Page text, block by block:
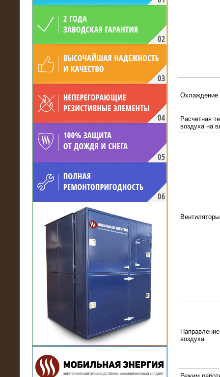
произведён высоковольтный
нагрузочный комплекс 24 МВт с
напряжением 6/10 кВ
15.04.2017
Нагрузочный комплекс 16 МВт с
21.03.2017
Комплектная трансформаторная
подстанция 6 МВА (морское
исполнение, IP56)
Охлаждение
Расчетная
воздуха на
Вентиляторы
воздуха